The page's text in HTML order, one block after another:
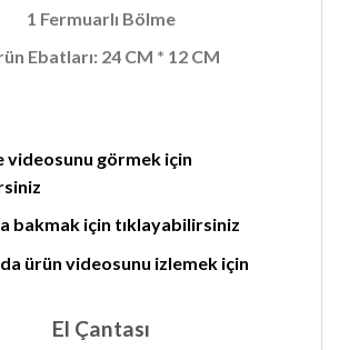
1 Fermuarlı Bölme
Ebatları: 24 CM * 12 CM
videosunu görmek için
bakmak için tıklayabilirsiniz
ürün videosunu izlemek için
El Çantası